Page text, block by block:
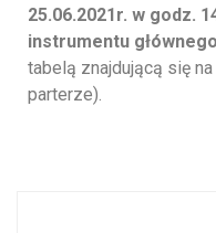
25.06.2021r. w godz.
instrumentu głównego
tabelą znajdującą się
parterze).